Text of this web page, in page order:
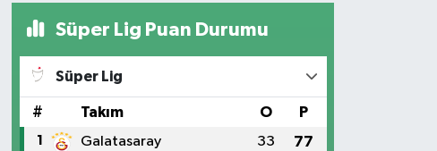
Süper Lig Puan Durumu
Süper Lig
# Takım O P
1 Galatasaray 33 77